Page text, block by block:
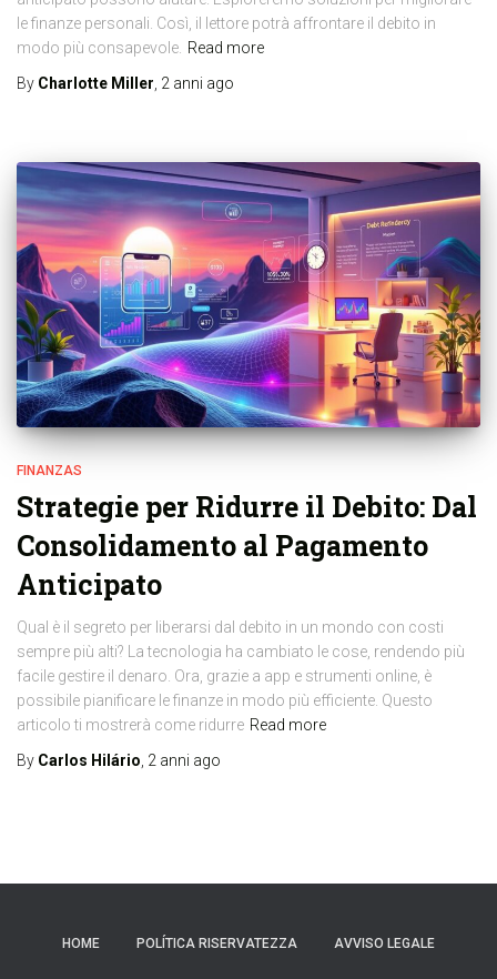
le finanze personali. Così, il lettore potrà affrontare il debito in
modo più consapevole. Read more
By Charlotte Miller 2 anni ago
FINANZAS
Strategie per Ridurre il Debito: Dal
Consolidamento al Pagamento
Anticipato
Qual è il segreto per liberarsi dal debito in un mondo con costi
sempre più alti? La tecnologia ha cambiato le cose, rendendo più
facile gestire il denaro. Ora, grazie a app e strumenti online, è
possibile pianificare le finanze in modo più efficiente. Questo
articolo ti mostrerà come ridurre Read more
By Carlos Hilário 2 anni ago
HOME POLÍTICA RISERVATEZZA AVVISO LEGALE